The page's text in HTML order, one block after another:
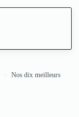
Nos dix meilleurs